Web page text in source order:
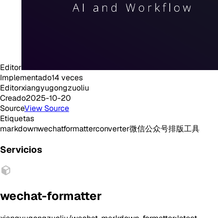
Editor
Implementado14 veces
Editorxiangyugongzuoliu
Creado2025-10-20
SourceView Source
Etiquetas
markdownwechatformatterconverter微信公众号排版工具
Servicios
wechat-formatter